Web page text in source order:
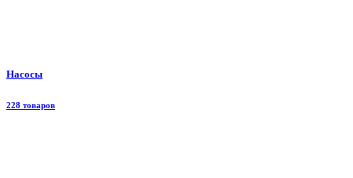
Насосы
228 товаров